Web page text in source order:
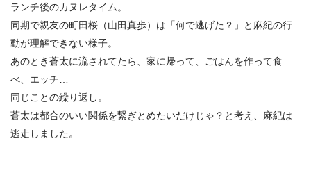
ランチ後のカヌレタイム。
同期で親友の町田桜（山田真歩）は「何で逃げた？」と麻紀の行
動が理解できない様子。
あのとき蒼太に流されてたら、家に帰って、ごはんを作って食
べ、エッチ…
同じことの繰り返し。
蒼太は都合のいい関係を繋ぎとめたいだけじゃ？と考え、麻紀は
逃走しました。